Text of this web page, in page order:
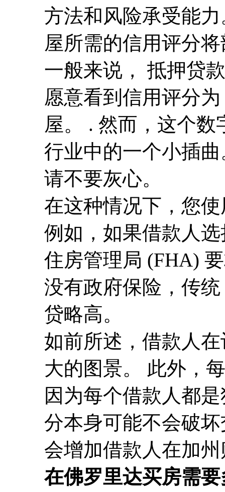
方法和风险承受能
屋所需的信用评分
一般来说， 抵押贷
愿意看到信用评分
屋。 . 然而，这个
行业中的一个小插
请不要灰心。
在这种情况下，您
例如，如果借款人
住房管理局 (FHA)
没有政府保险，传
贷略高。
如前所述，借款人
大的图景。 此外，
因为每个借款人都
分本身可能不会破
会增加借款人在加
在佛罗里达买房需